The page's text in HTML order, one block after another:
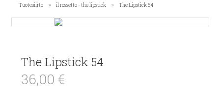
Tuotesiirto » il rossetto - the lipstick » The Lipstick 54
The Lipstick 54
36,00 €